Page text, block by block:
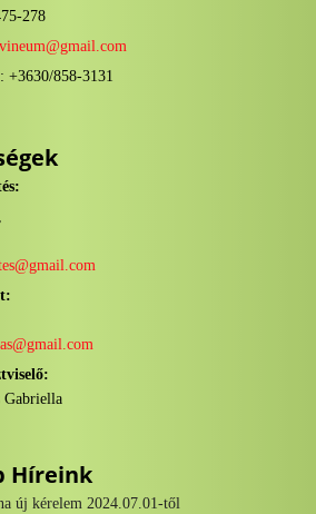
278
+3630/858-3131
Gabriella
Híreink
új kérelem 2024.07.01-től